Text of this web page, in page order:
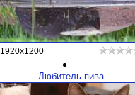
1920x1200
Любитель пива